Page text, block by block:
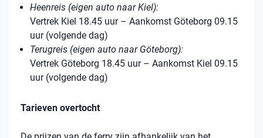
Heenreis (eigen auto naar Kiel):
Vertrek Kiel 18.45 uur – Aankomst Göteborg 09.15
uur (volgende dag)
Terugreis (eigen auto naar Göteborg):
Vertrek Göteborg 18.45 uur – Aankomst Kiel 09.15
uur (volgende dag)
Tarieven overtocht